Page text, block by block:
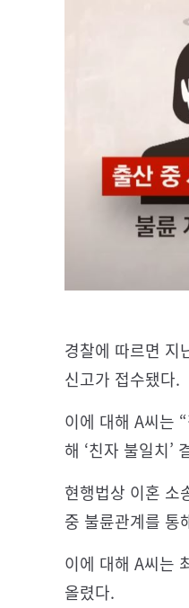
경찰에 따르면 지
신고가 접수됐다.
이에 대해 A씨는
해 ‘친자 불일치’
현행법상 이혼 소
중 불륜관계를 통
이에 대해 A씨는
올렸다.